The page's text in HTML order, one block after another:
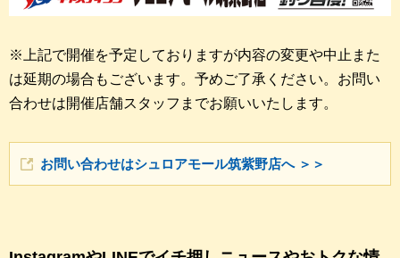
※上記で開催を予定しておりますが内容の変更や中止また
は延期の場合もございます。予めご了承ください。お問い
合わせは開催店舗スタッフまでお願いいたします。
お問い合わせはシュロアモール筑紫野店へ ＞＞